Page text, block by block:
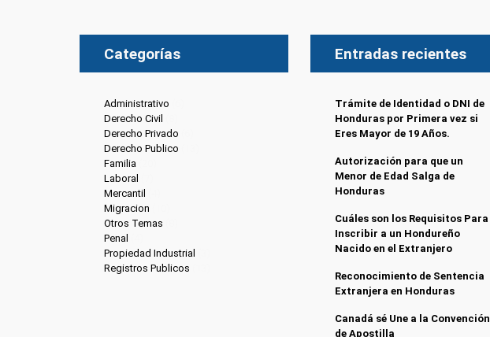
Categorías
Administrativo
Derecho Civil
Derecho Privado
Derecho Publico
Familia
Laboral
Mercantil
Migracion
Otros Temas
Penal
Propiedad Industrial
Registros Publicos
Entradas recientes
Trámite de Identidad o DNI de
Honduras por Primera vez si
Eres Mayor de 19 Años.
Autorización para que un
Menor de Edad Salga de
Honduras
Cuáles son los Requisitos Para
Inscribir a un Hondureño
Nacido en el Extranjero
Reconocimiento de Sentencia
Extranjera en Honduras
Canadá sé Une a la Convención
de Apostilla